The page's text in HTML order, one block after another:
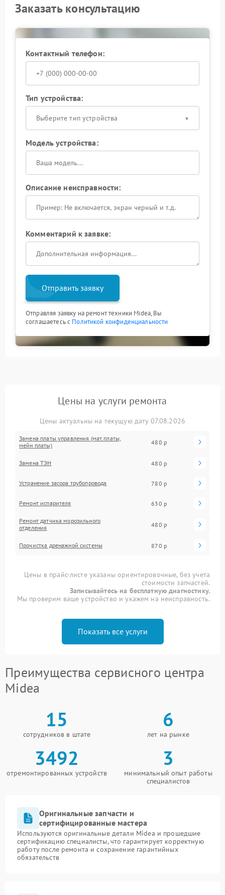
Заказать консультацию
Контактный телефон:
Тип устройства:
Выберите тип устройства
Модель устройства:
Описание неисправности:
Комментарий к заявке:
Отправить заявку
Отправляя заявку на ремонт техники Midea, Вы
соглашаетесь с Политикой конфиденциальности
Цены на услуги ремонта
Цены актуальны на текущую дату 07.08.2026
Замена платы управления (мат.платы,
мейн платы)
480 р
Замена ТЭН 480 р
Устранение засора трубопровода 780 р
Ремонт испарителя 630 р
Ремонт датчика морозильного
отделения
480 р
Прочистка дренажной системы 870 р
Цены в прайс-листе указаны ориентировочные, без учета
стоимости запчастей.
Записывайтесь на бесплатную диагностику.
Мы проверим ваше устройство и укажем на неисправность.
Показать все услуги
Преимущества сервисного центра
Midea
15
сотрудников в штате
6
лет на рынке
3492
отремонтированных устройств
3
минимальный опыт работы
специалистов
Оригинальные запчасти и
сертифицированные мастера
Используются оригинальные детали Midea и прошедшие
сертификацию специалисты, что гарантирует корректную
работу после ремонта и сохранение гарантийных
обязательств